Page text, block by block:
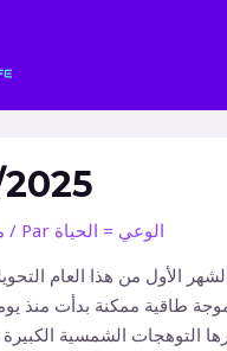
/ Par الوعي = الحياة
الأول من هذا العام
طاقية ممكنة بدأت منذ
التوهجات الشمسية الكبيرة